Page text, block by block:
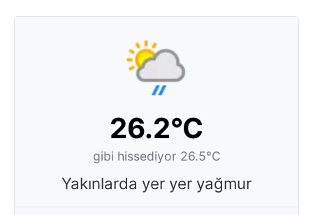
26.2°C
gibi hissediyor 26.5°C
Yakınlarda yer yer yağmur